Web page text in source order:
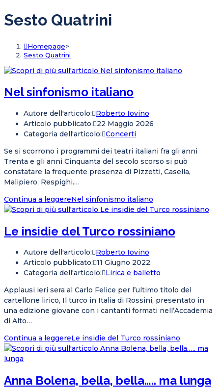
Sesto Quatrini
Homepage>
Sesto Quatrini
Nel sinfonismo italiano
Autore dell'articolo: Roberto Iovino
Articolo pubblicato: 22 Maggio 2026
Categoria dell'articolo: Concerti
Se si scorrono i programmi dei teatri italiani fra gli anni
Trenta e gli anni Cinquanta del secolo scorso si può
constatare la frequente presenza di Pizzetti, Casella,
Malipiero, Respighi.…
Continua a leggereNel sinfonismo italiano
Le insidie del Turco rossiniano
Autore dell'articolo: Roberto Iovino
Articolo pubblicato: 11 Giugno 2022
Categoria dell'articolo: Lirica e balletto
Applausi ieri sera al Carlo Felice per l’ultimo titolo del
cartellone lirico, Il turco in Italia di Rossini, presentato in
una edizione giovane con i cantanti formati nell’Accademia
di Alto…
Continua a leggereLe insidie del Turco rossiniano
Anna Bolena, bella, bella….. ma lunga